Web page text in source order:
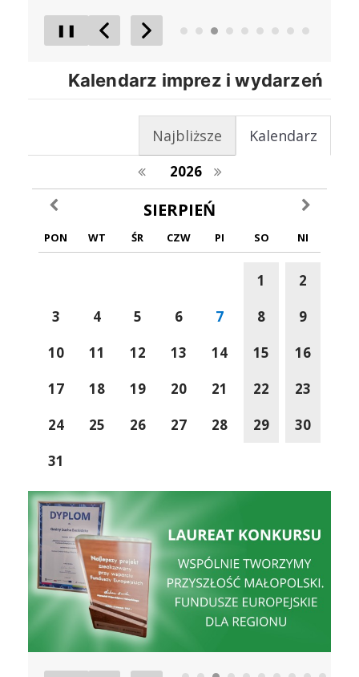
❚❚
Poprzedni Element
Następny Element
Kalendarz imprez i wydarzeń
Kalendarz
Najbliższe
poprzedni rok
2026 następny rok
poprzedni miesiącSIERPIEŃ następny
PON WT ŚR CZW PI SO NI
1
2
3
4 5 6 7 8
9
10
11 12 13 14 15
16
17
18 19 20 21 22
23
24
25 26 27 28 29
30
31
Sucha Beskidzka wśród najlepszych gmin w Polsce